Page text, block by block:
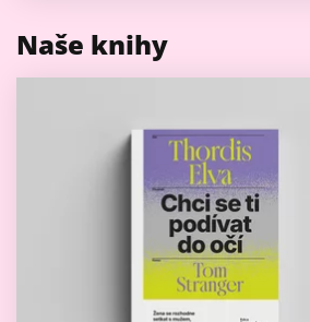
Naše knihy